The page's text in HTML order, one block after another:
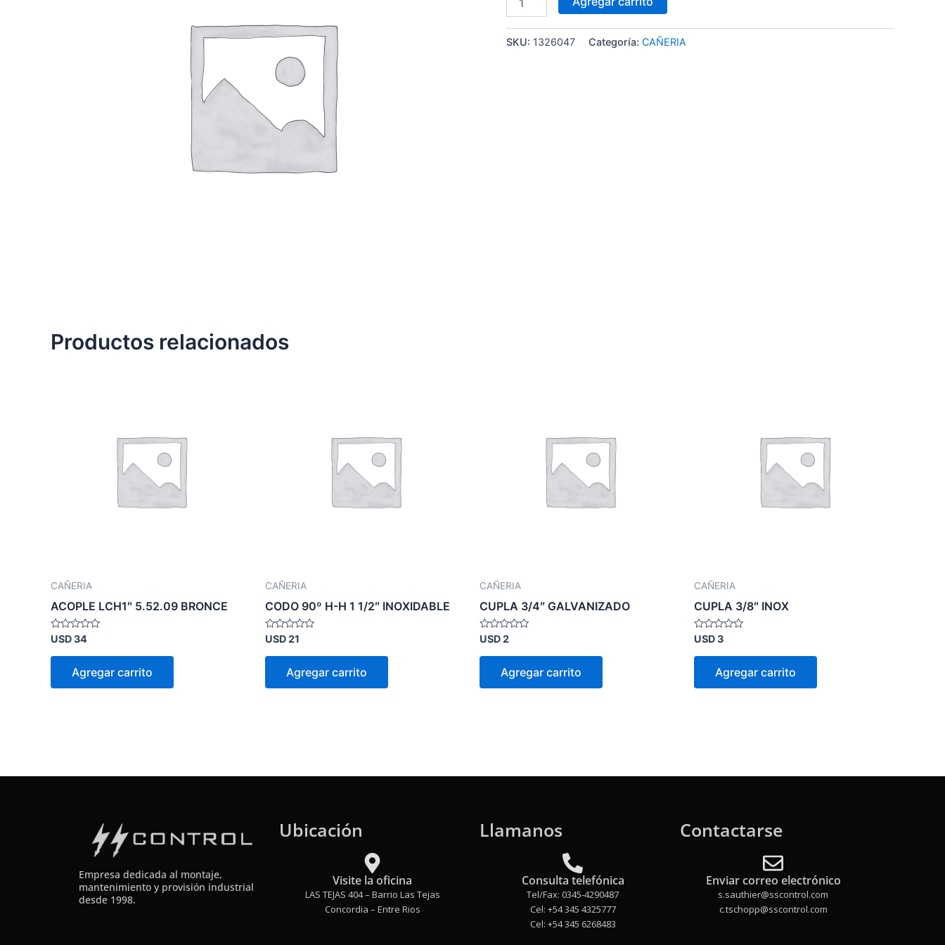
SKU: 1326047 Categoría: CAÑERIA
Productos relacionados
CAÑERIA
ACOPLE LCH1″ 5.52.09 BRONCE
Valorado
0
USD34
Agregar carrito
CAÑERIA
CODO 90º H-H 1 1/2″ INOXIDABLE
Valorado
0
USD21
Agregar carrito
CAÑERIA
CUPLA 3/4″ GALVANIZADO
Valorado
0
USD2
Agregar carrito
CAÑERIA
CUPLA 3/8″ INOX
Valorado
0
USD3
Agregar carrito
Empresa dedicada al montaje,
mantenimiento y provisión industrial
desde 1998.
Ubicación
Visite la oficina
LAS TEJAS 404 – Barrio Las Tejas
Concordia – Entre Rios
Llamanos
Consulta telefónica
Tel/Fax: 0345-4290487
Cel: +54 345 4325777
Cel: +54 345 6268483
Contactarse
Enviar correo electrónico
s.sauthier@sscontrol.com
c.tschopp@sscontrol.com